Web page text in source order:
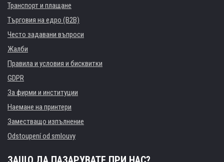
Транспорт и плащане
Търговия на едро (B2B)
Често задавани въпроси
Жалби
Правила и условия и бисквитки
GDPR
За фирми и институции
Наемане на принтери
Заместващо изпълнение
Odstoupení od smlouvy